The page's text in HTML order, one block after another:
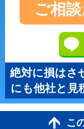
ご相談
絶対に損はさ
にも他社と見
こ